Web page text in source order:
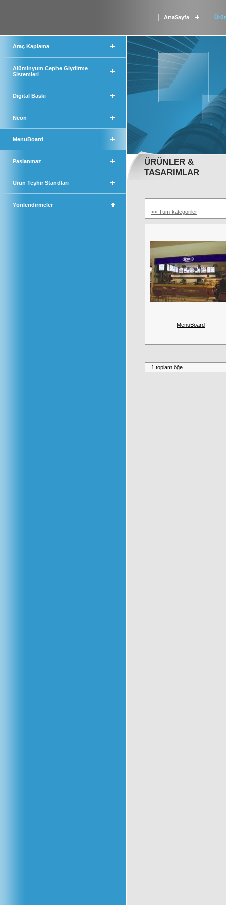
AnaSayfa
Araç Kaplama
Alüminyum Cephe Giydirme
Sistemleri
Digital Baskı
Neon
MenuBoard
Paslanmaz
Ürün Teşhir Standları
Yönlendirmeler
ÜRÜNLER &
TASARIMLAR
<< Tüm kategoriler
MenuBoard
1 toplam öğe